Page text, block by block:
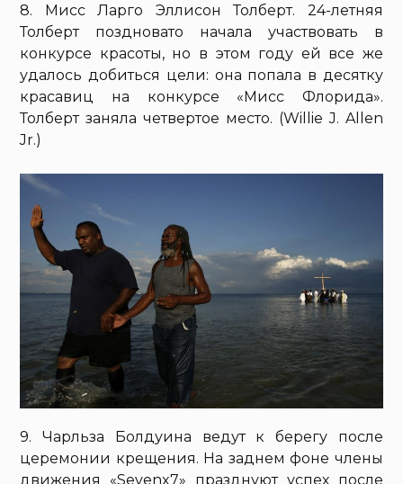
8. Мисс Ларго Эллисон Толберт. 24-летняя
Толберт поздновато начала участвовать в
конкурсе красоты, но в этом году ей все же
удалось добиться цели: она попала в десятку
красавиц на конкурсе «Мисс Флорида».
Толберт заняла четвертое место. (Willie J. Allen
Jr.)
9. Чарльза Болдуина ведут к берегу после
церемонии крещения. На заднем фоне члены
движения «Sevenx7» празднуют успех после